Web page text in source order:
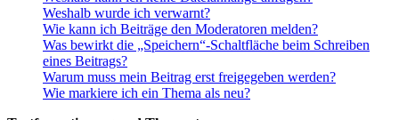
Weshalb wurde ich verwarnt?
Wie kann ich Beiträge den Moderatoren melden?
Was bewirkt die „Speichern“-Schaltfläche beim Schreiben
eines Beitrags?
Warum muss mein Beitrag erst freigegeben werden?
Wie markiere ich ein Thema als neu?